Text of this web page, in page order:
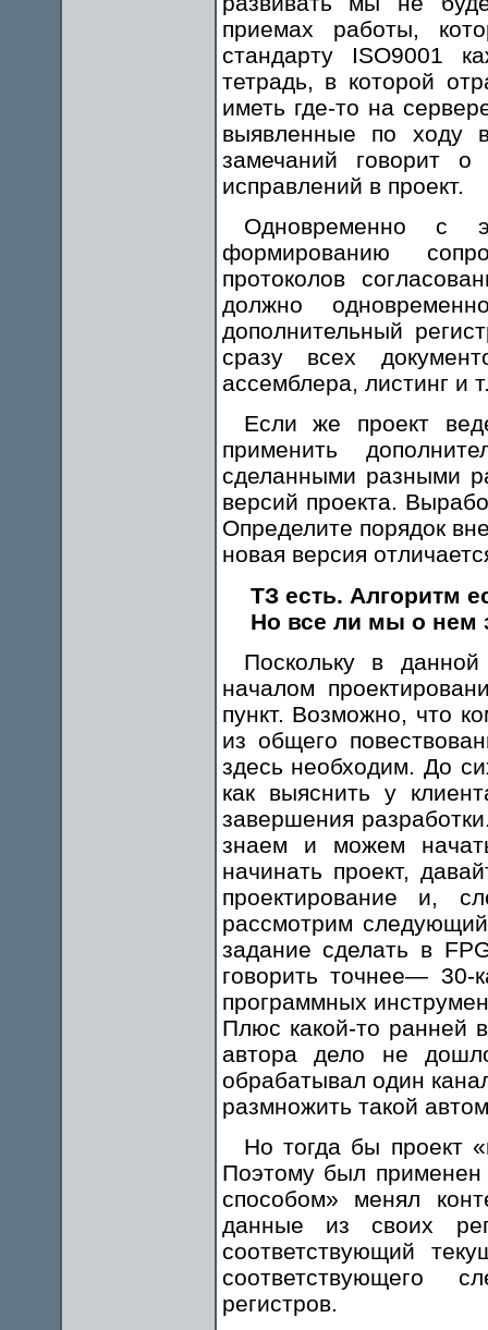
приемах работы,
стандарту ISO9001
тетрадь, в которой
иметь где-то на
выявленные по ходу
замечаний говорит
исправлений в проект.
Одновременно с
формированию
протоколов
должно
дополнительный
сразу всех
ассемблера, листинг и
Если же проект
применить
сделанными разными
версий проекта.
Определите порядок
новая версия
ТЗ есть. Алгоритм
Но все ли мы о нем
Поскольку в
началом
пункт. Возможно, что
из общего
здесь необходим. До
как выяснить у
завершения
знаем и можем
начинать проект,
проектирование и,
рассмотрим
задание сделать в
говорить точнее—
программных
Плюс какой-то ранней
автора дело не
обрабатывал один
размножить такой
Но тогда бы проект
Поэтому был применен
способом» менял
данные из своих
соответствующий
соответствующего
регистров.